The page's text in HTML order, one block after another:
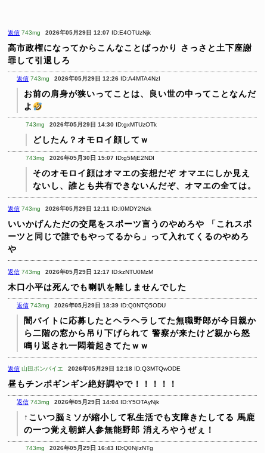
返信 743mg 2026年05月29日 12:07 ID:E4OTUzNjk
高市政権になってからこんなことばっかり
さっさと土下座謝
罪して引退しろ
返信 743mg 2026年05月29日 12:26 ID:A4MTA4NzI
お前の肩身が狭いってことは、良い世の中ってことなんだ
よ
743mg 2026年05月29日 14:30 ID:gxMTUzOTk
どしたん？オモロイ顔してｗ
743mg 2026年05月30日 15:07 ID:g5MjE2NDI
そのオモロイ顔はオマエの妄想だぞ オマエにしか見え
ないし、誰とも共有できないんだぞ、オマエの全ては。
返信 743mg 2026年05月29日 12:11 ID:I0MDY2Nzk
いいかげんただの交尾をスポーツ言うのやめろや 「これスポ
ーツと同じで誰でもやってるから」って入れてくるのやめろ
や
返信 743mg 2026年05月29日 12:17 ID:kzNTU0MzM
木口小平は死んでも喇叭を離しませんでした
返信 743mg 2026年05月29日 18:39 ID:Q0NTQ5ODU
闇バイトに応募したとヘラヘラしてた無職野郎が今日親か
ら二階の窓から吊り下げられて 警察が来たけど親から怒
鳴り返され一悶着起きてたｗｗ
返信 山田ボンバイエ 2026年05月29日 12:18 ID:Q3MTQwODE
昼もチンポギンギン絶好調やで！！！！！
返信 743mg 2026年05月29日 14:04 ID:Y5OTAyNjk
↑こいつ脳ミソが縮小して私生活でも支障きたしてる 馬鹿
の一つ覚え朝鮮人参無能野郎 消えろやうぜぇ！
743mg 2026年05月29日 16:43 ID:Q0NjIzNTg